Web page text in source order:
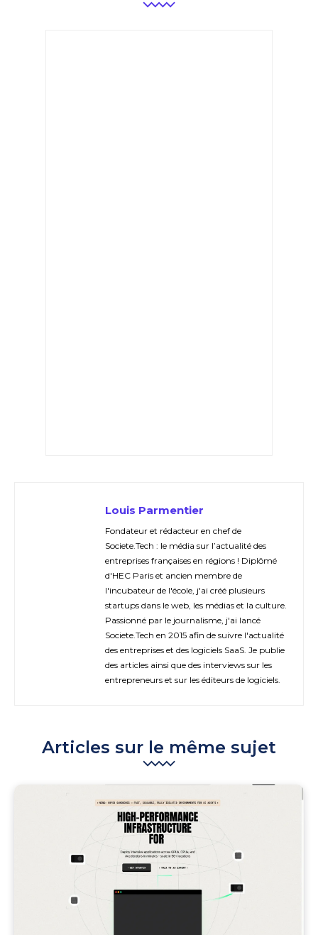
Louis Parmentier
Fondateur et rédacteur en chef de
Societe.Tech : le média sur l’actualité des
entreprises françaises en régions ! Diplômé
d'HEC Paris et ancien membre de
l'incubateur de l'école, j'ai créé plusieurs
startups dans le web, les médias et la culture.
Passionné par le journalisme, j'ai lancé
Societe.Tech en 2015 afin de suivre l'actualité
des entreprises et des logiciels SaaS. Je publie
des articles ainsi que des interviews sur les
entrepreneurs et sur les éditeurs de logiciels.
Articles sur le même sujet